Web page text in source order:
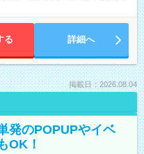
る 詳細へ
掲載日：2026.08.04
発のPOPUPやイベ
OK！